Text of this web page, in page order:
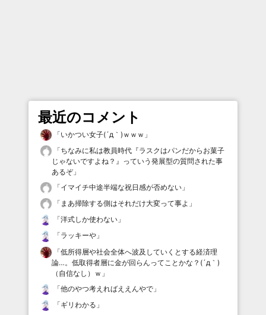
最近のコメント
「いかつい女子(´д｀)ｗｗｗ 」
「ちなみに私は教員時代『ラスクはパンだからお菓子
じゃないですよね？』っていう発展型の質問された事
あるぞ」
「イマイチ中途半端な祝日感が否めない 」
「 まあ掃除する側はそれだけ大変って事よ 」
「洋式しか使わない 」
「ラッキーや 」
「低所得層や社会全体へ波及していくとする経済理
論…。低取得者層に金が回らんってことかな？(´д｀)
（自信なし）ｗ 」
「他のやつ考えればええんやで 」
「ギリわかる 」